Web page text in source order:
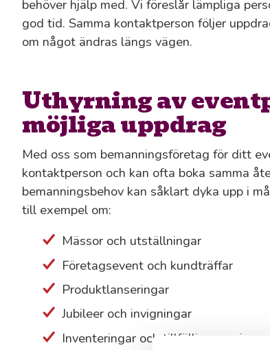
behöver hjälp med. Vi föreslår lämpliga
god tid. Samma kontaktperson följer
om något ändras längs vägen.
Uthyrning av
möjliga uppdrag
Med oss som bemanningsföretag för ditt
kontaktperson och kan ofta boka samma
bemanningsbehov kan såklart dyka upp i
till exempel om:
Mässor och utställningar
Företagsevent och kundträffar
Produktlanseringar
Jubileer och invigningar
Inventeringar och tillfälliga